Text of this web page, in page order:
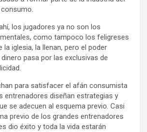
los jugadores ya no son los
como tampoco los feligreses
la iglesia, la llenan, pero el poder
pasa por las exclusivas de
para satisfacer el afán consumista
entrenadores diseñan estrategias y
se adecuen al esquema previo. Casi
previo de los grandes entrenadores
dio éxito y toda la vida estarán